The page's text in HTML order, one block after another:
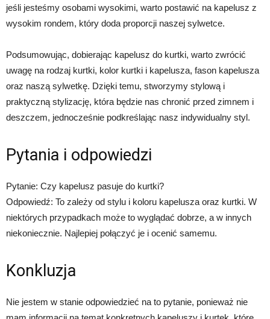
jeśli jesteśmy osobami wysokimi, warto postawić na kapelusz z
wysokim rondem, który doda proporcji naszej sylwetce.
Podsumowując, dobierając kapelusz do kurtki, warto zwrócić
uwagę na rodzaj kurtki, kolor kurtki i kapelusza, fason kapelusza
oraz naszą sylwetkę. Dzięki temu, stworzymy stylową i
praktyczną stylizację, która będzie nas chronić przed zimnem i
deszczem, jednocześnie podkreślając nasz indywidualny styl.
Pytania i odpowiedzi
Pytanie: Czy kapelusz pasuje do kurtki?
Odpowiedź: To zależy od stylu i koloru kapelusza oraz kurtki. W
niektórych przypadkach może to wyglądać dobrze, a w innych
niekoniecznie. Najlepiej połączyć je i ocenić samemu.
Konkluzja
Nie jestem w stanie odpowiedzieć na to pytanie, ponieważ nie